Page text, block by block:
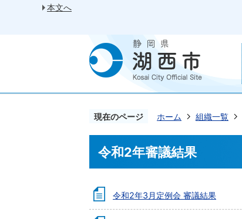
本文へ
現在のページ ホーム 組織一覧
令和2年審議結果
令和2年3月定例会 審議結果